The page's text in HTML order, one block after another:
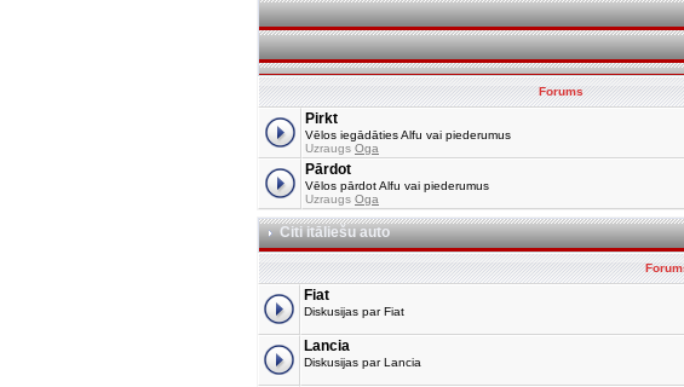
Forums
Pirkt
Vēlos iegādāties Alfu vai piederumus
Uzraugs Oga
Pārdot
Vēlos pārdot Alfu vai piederumus
Uzraugs Oga
Citi itāliešu auto
Fiat
Diskusijas par Fiat
Lancia
Diskusijas par Lancia